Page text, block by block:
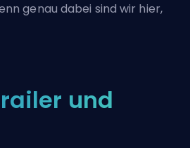
genau dabei sind wir hier,
und